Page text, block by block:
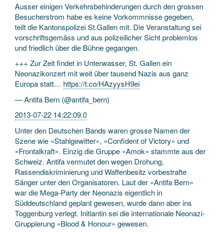
Ausser einigen Verkehrsbehinderungen durch den grossen
Besucherstrom habe es keine Vorkommnisse gegeben,
teilt die Kantonspolizei St.Gallen mit. Die Veranstaltung sei
vorschriftsgemäss und aus polizeilicher Sicht problemlos
und friedlich über die Bühne gegangen.
+++ Zur Zeit findet in Unterwasser, St. Gallen ein
Neonazikonzert mit weit über tausend Nazis aus ganz
Europa statt… https://t.co/HAzyysH9ei
— Antifa Bern (@antifa_bern)
2013-07-22 14:22:09.0
Unter den Deutschen Bands waren grosse Namen der
Szene wie «Stahlgewitter», «Confident of Victory» und
«Frontalkraft». Einzig die Gruppe «Amok» stammte aus der
Schweiz. Antifa vermutet den wegen Drohung,
Rassendiskriminierung und Waffenbesitz vorbestrafte
Sänger unter den Organisatoren. Laut der «Antifa Bern»
war die Mega-Party der Neonazis eigentlich in
Süddeutschland geplant gewesen, wurde dann aber ins
Toggenburg verlegt. Initiantin sei die internationale Neonazi-
Gruppierung «Blood & Honour» gewesen.